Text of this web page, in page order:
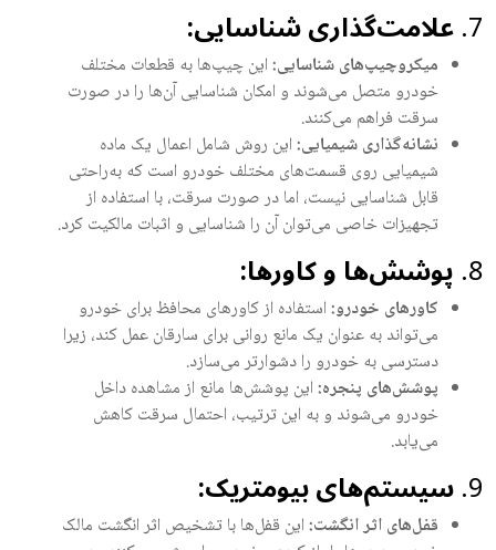
علامت‌گذاری شناسایی:
میکروچیپ‌های شناسایی:این چیپ‌ها به قطعات مختلف
خودرو متصل می‌شوند و امکان شناسایی آن‌ها را در صورت
سرقت فراهم می‌کنند.
نشانه‌گذاری شیمیایی:این روش شامل اعمال یک ماده
شیمیایی روی قسمت‌های مختلف خودرو است که به‌راحتی
قابل شناسایی نیست، اما در صورت سرقت، با استفاده از
تجهیزات خاصی می‌توان آن را شناسایی و اثبات مالکیت کرد.
پوشش‌ها و کاورها:
کاورهای خودرو:استفاده از کاورهای محافظ برای خودرو
می‌تواند به عنوان یک مانع روانی برای سارقان عمل کند، زیرا
دسترسی به خودرو را دشوارتر می‌سازد.
پوشش‌های پنجره:این پوشش‌ها مانع از مشاهده داخل
خودرو می‌شوند و به این ترتیب، احتمال سرقت کاهش
می‌یابد.
سیستم‌های بیومتریک:
قفل‌های اثر انگشت:این قفل‌ها با تشخیص اثر انگشت مالک